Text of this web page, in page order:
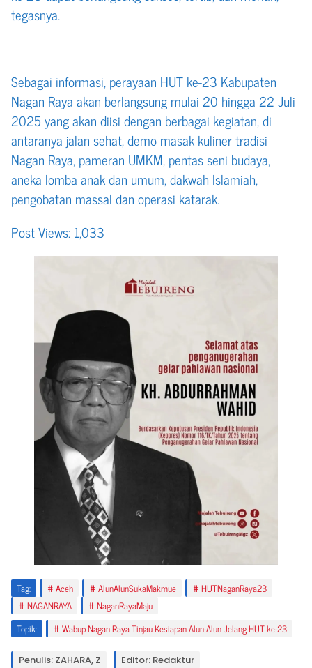
tegasnya.
Sebagai informasi, perayaan HUT ke-23 Kabupaten
Nagan Raya akan berlangsung mulai 20 hingga 22 Juli
2025 yang akan diisi dengan berbagai kegiatan, di
antaranya jalan sehat, demo masak kuliner tradisi
Nagan Raya, pameran UMKM, pentas seni budaya,
aneka lomba anak dan umum, dakwah Islamiah,
pengobatan massal dan operasi katarak.
Post Views:1,033
Tag: Aceh AlunAlunSukaMakmue
HUTNaganRaya23
NAGANRAYA
NaganRayaMaju
Topik:
Wabup Nagan Raya Tinjau Kesiapan Alun-Alun Jelang HUT ke-23
Penulis: ZAHARA, Z Editor: Redaktur